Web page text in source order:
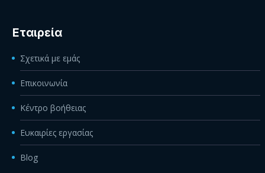
Εταιρεία
Σχετικά με εμάς
Επικοινωνία
Κέντρο βοήθειας
Ευκαιρίες εργασίας
Blog